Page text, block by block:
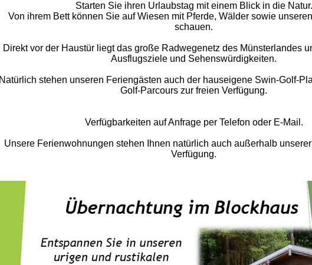
Starten Sie ihren Urlaubstag mit einem Blick in die Natur.
Von ihrem Bett können Sie auf Wiesen mit Pferde, Wälder sowie
schauen.
Direkt vor der Haustür liegt das große Radwegenetz des Münsterlandes
Ausflugsziele und Sehenswürdigkeiten.
Natürlich stehen unseren Feriengästen auch der hauseigene Swin-Golf-
Golf-Parcours zur freien Verfügung.
Verfügbarkeiten auf Anfrage per Telefon oder E-Mail.
Unsere Ferienwohnungen stehen Ihnen natürlich auch außerhalb
Verfügung.